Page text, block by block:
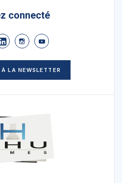
connecté
À LA NEWSLETTER